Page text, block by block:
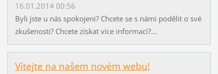
16.01.2014 00:56
Byli jste u nás spokojeni? Chcete se s námi podělit o své
zkušenosti? Chcete získat více informací?...
Vítejte na našem novém webu!